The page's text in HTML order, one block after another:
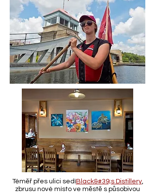
Téměř přes ulici sedíBlack&#39;s Distillery,
zbrusu nové místo ve městě s působivou